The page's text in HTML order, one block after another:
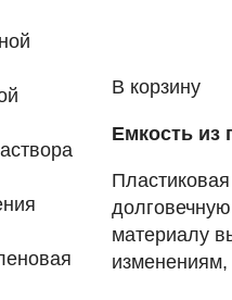
В корзину
Емкость из
материалу